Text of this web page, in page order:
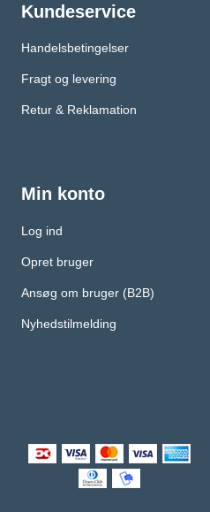
Kundeservice
Handelsbetingelser
Fragt og levering
Retur & Reklamation
Min konto
Log ind
Opret bruger
Ansøg om bruger (B2B)
Nyhedstilmelding